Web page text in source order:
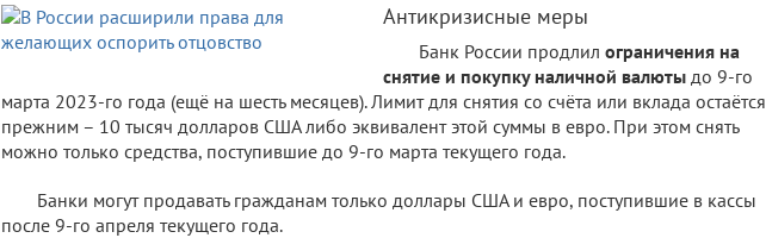
Антикризисные меры
Банк России продлил ограничения на
снятие и покупку наличной валюты до 9-го
марта 2023-го года (ещё на шесть месяцев). Лимит для снятия со счёта или вклада остаётся
прежним – 10 тысяч долларов США либо эквивалент этой суммы в евро. При этом снять
можно только средства, поступившие до 9-го марта текущего года.
Банки могут продавать гражданам только доллары США и евро, поступившие в кассы
после 9-го апреля текущего года.